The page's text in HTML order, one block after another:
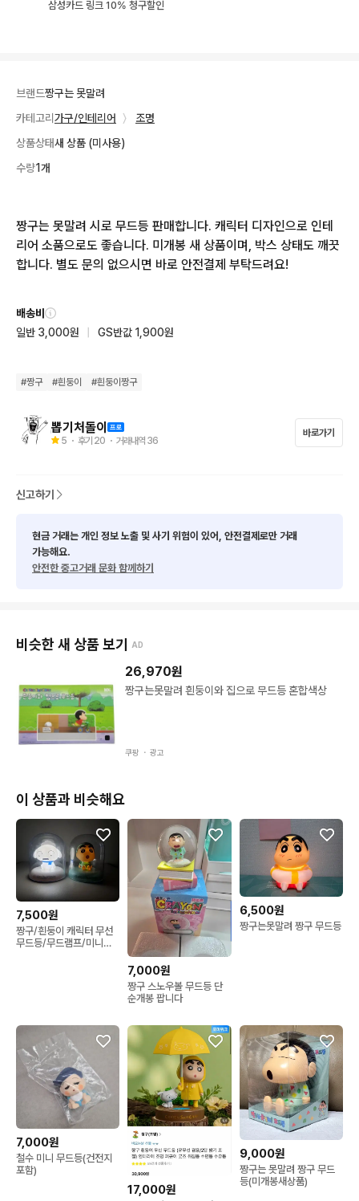
삼성카드 링크 10% 청구할인
브랜드짱구는 못말려
카테고리 가구/인테리어 〉
조명
상품상태새 상품 (미사용)
수량1개
짱구는 못말려 시로 무드등 판매합니다. 캐릭터 디자인으로 인테
리어 소품으로도 좋습니다. 미개봉 새 상품이며, 박스 상태도 깨끗
합니다. 별도 문의 없으시면 바로 안전결제 부탁드려요!
배송비
일반 3,000원
GS반값 1,900원
#짱구 #흰둥이 #흰둥이짱구
뽑기처돌이
5 ・ 후기 20 ・ 거래내역 36
바로가기
신고하기
현금 거래는 개인 정보 노출 및 사기 위험이 있어, 안전결제로만 거래
가능해요.
안전한 중고거래 문화 함께하기
비슷한 새 상품 보기 AD
26,970원
짱구는못말려 흰둥이와 집으로 무드등 혼합색상
쿠팡 ・ 광고
이 상품과 비슷해요
7,500원
짱구/흰둥이 캐릭터 무선
무드등/무드램프/미니조
7,000원
짱구 스노우볼 무드등 단
순개봉 팝니다
6,500원
짱구는못말려 짱구 무드등
7,000원
철수 미니 무드등(건전지
포함)
17,000원
9,000원
짱구는 못말려 짱구 무드
등(미개봉새상품)